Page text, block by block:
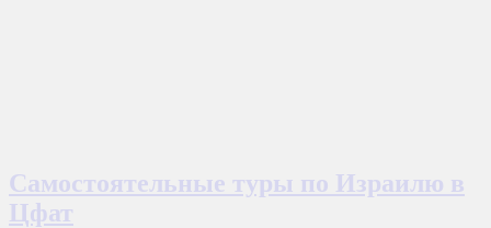
Самостоятельные туры по Израилю в
Цфат